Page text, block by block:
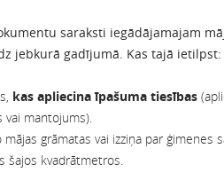
saraksti iegādājamajam
jebkurā gadījumā. Kas tajā ietilpst:
kas apliecina īpašuma tiesības
vai mantojums).
mājas grāmatas vai izziņa par
šajos kvadrātmetros.